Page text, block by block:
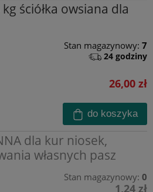
ściółka owsiana dla
Stan magazynowy: 7
24 godziny
26,00 zł
do koszyka
dla kur niosek,
własnych pasz
Stan magazynowy: 0
1,24 zł